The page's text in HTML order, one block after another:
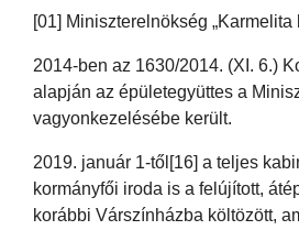
[01] Miniszterelnökség „Karmelita
2014-ben az 1630/2014. (XI. 6.)
alapján az épületegyüttes a
vagyonkezelésébe került.
2019. január 1-től[16] a teljes
kormányfői iroda is a felújított,
korábbi Várszínházba költözött,